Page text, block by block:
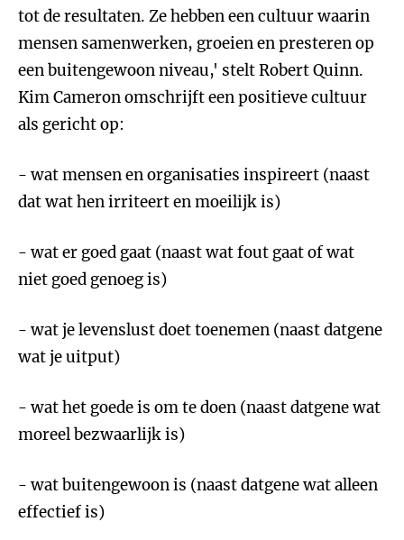
tot de resultaten. Ze hebben een cultuur waarin
mensen samenwerken, groeien en presteren op
een buitengewoon niveau,' stelt Robert Quinn.
Kim Cameron omschrijft een positieve cultuur
als gericht op:
- wat mensen en organisaties inspireert (naast
dat wat hen irriteert en moeilijk is)
- wat er goed gaat (naast wat fout gaat of wat
niet goed genoeg is)
- wat je levenslust doet toenemen (naast datgene
wat je uitput)
- wat het goede is om te doen (naast datgene wat
moreel bezwaarlijk is)
- wat buitengewoon is (naast datgene wat alleen
effectief is)